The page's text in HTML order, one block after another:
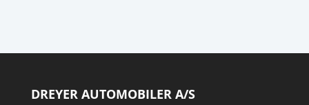
DREYER AUTOMOBILER A/S